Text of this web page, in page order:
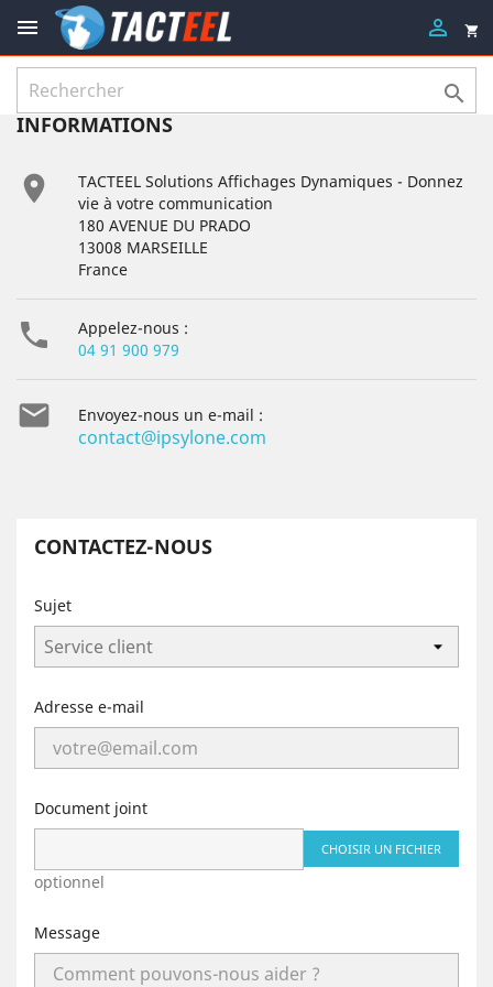
 shopping_cart


INFORMATIONS

TACTEEL Solutions Affichages Dynamiques - Donnez
vie à votre communication
180 AVENUE DU PRADO
13008 MARSEILLE
France

Appelez-nous :
04 91 900 979
 Envoyez-nous un e-mail :
contact@ipsylone.com
CONTACTEZ-NOUS
Sujet
Adresse e-mail
Document joint
CHOISIR UN FICHIER
optionnel
Message